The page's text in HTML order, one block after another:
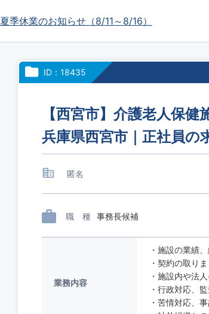
夏季休業のお知らせ（8/11～8/16）
ID：18435
【西宮市】介護老人保
兵庫県西宮市｜正社員の
匿名
職 種 事務長候補
業務内容
・施設の業績
・契約の取り
・施設内や法
・行政対応、
・苦情対応、